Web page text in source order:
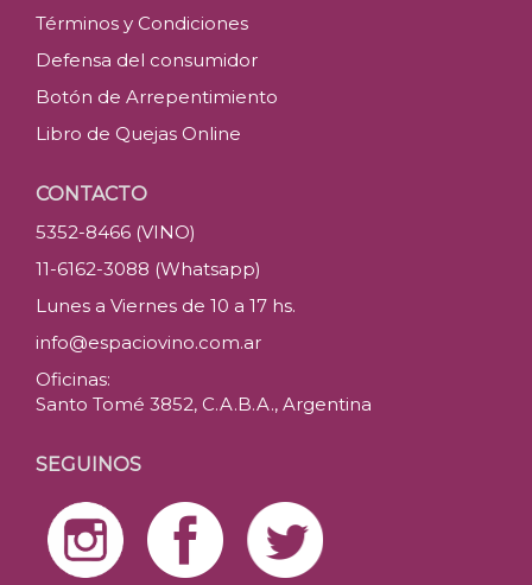
Términos y Condiciones
Defensa del consumidor
Botón de Arrepentimiento
Libro de Quejas Online
CONTACTO
5352-8466 (VINO)
11-6162-3088 (Whatsapp)
Lunes a Viernes de 10 a 17 hs.
info@espaciovino.com.ar
Oficinas:
Santo Tomé 3852, C.A.B.A., Argentina
SEGUINOS